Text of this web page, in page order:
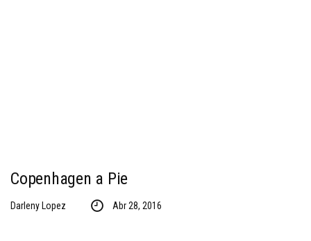
Copenhagen a Pie
Darleny Lopez Abr 28, 2016